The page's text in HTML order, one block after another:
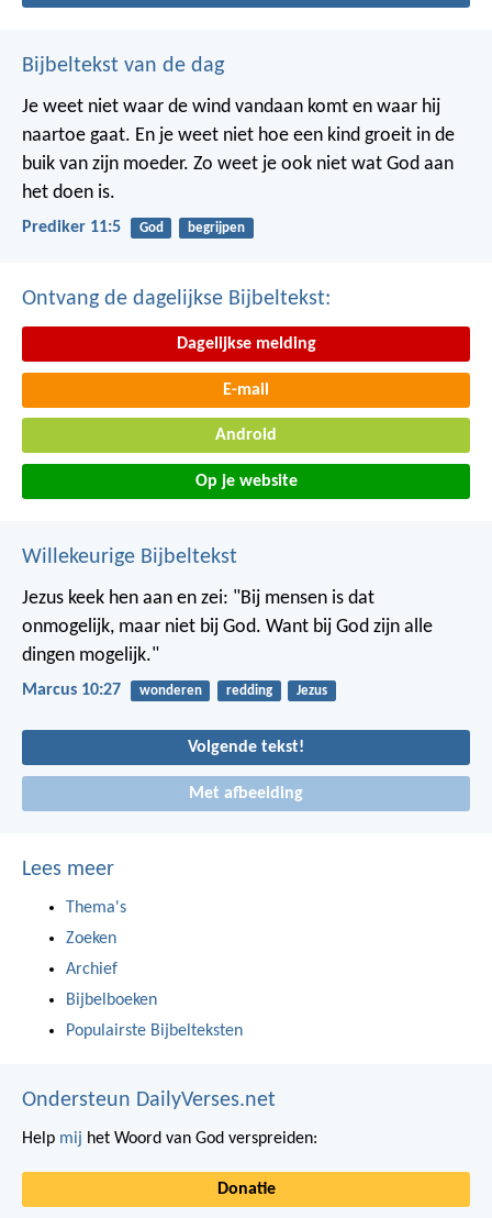
Bijbeltekst van de dag
Je weet niet waar de wind vandaan komt en waar hij
naartoe gaat. En je weet niet hoe een kind groeit in de
buik van zijn moeder. Zo weet je ook niet wat God aan
het doen is.
Prediker 11:5 God begrijpen
Ontvang de dagelijkse Bijbeltekst:
Dagelijkse melding
E-mail
Android
Op je website
Willekeurige Bijbeltekst
Jezus keek hen aan en zei: "Bij mensen is dat
onmogelijk, maar niet bij God. Want bij God zijn alle
dingen mogelijk."
Marcus 10:27 wonderen redding Jezus
Volgende tekst!
Met afbeelding
Lees meer
Thema's
Zoeken
Archief
Bijbelboeken
Populairste Bijbelteksten
Ondersteun DailyVerses.net
Help mij het Woord van God verspreiden:
Donatie